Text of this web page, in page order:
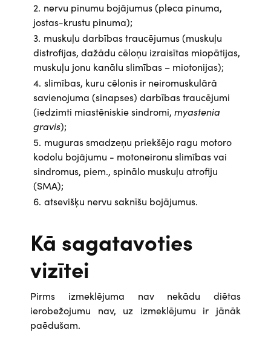
nervu pinumu bojājumus (pleca pinuma,
jostas-krustu pinuma);
muskuļu darbības traucējumus (muskuļu
distrofijas, dažādu cēloņu izraisītas miopātijas,
muskuļu jonu kanālu slimības – miotonijas);
slimības, kuru cēlonis ir neiromuskulārā
savienojuma (sinapses) darbības traucējumi
(iedzimti miastēniskie sindromi, myastenia
gravis);
muguras smadzeņu priekšējo ragu motoro
kodolu bojājumu - motoneironu slimības vai
sindromus, piem., spinālo muskuļu atrofiju
(SMA);
atsevišķu nervu saknīšu bojājumus.
Kā sagatavoties
vizītei
Pirms izmeklējuma nav nekādu diētas
ierobežojumu nav, uz izmeklējumu ir jānāk
paēdušam.